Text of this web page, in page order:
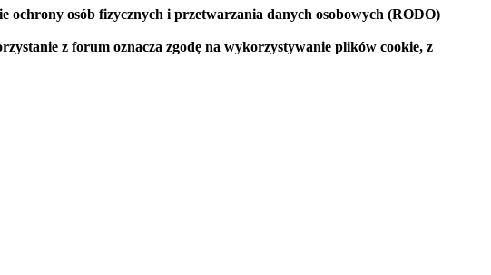
ochrony osób fizycznych i przetwarzania danych osobowych (RODO)
z forum oznacza zgodę na wykorzystywanie plików cookie, z